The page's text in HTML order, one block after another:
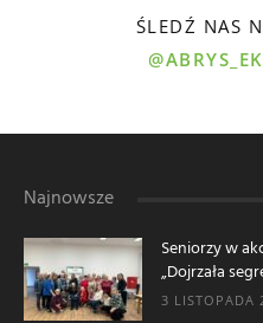
ŚLEDŹ NAS
Najnowsze
Seniorzy w
„Dojrzała
3 LISTOPADA